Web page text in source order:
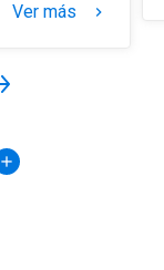
Ver más keyboard_arrow_right
add